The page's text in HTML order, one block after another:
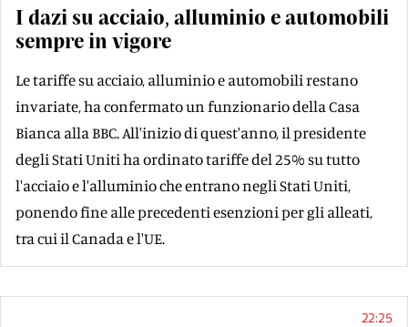
I dazi su acciaio, alluminio e automobili
sempre in vigore
Le tariffe su acciaio, alluminio e automobili restano
invariate, ha confermato un funzionario della Casa
Bianca alla BBC. All'inizio di quest'anno, il presidente
degli Stati Uniti ha ordinato tariffe del 25% su tutto
l'acciaio e l'alluminio che entrano negli Stati Uniti,
ponendo fine alle precedenti esenzioni per gli alleati,
tra cui il Canada e l'UE.
22:25